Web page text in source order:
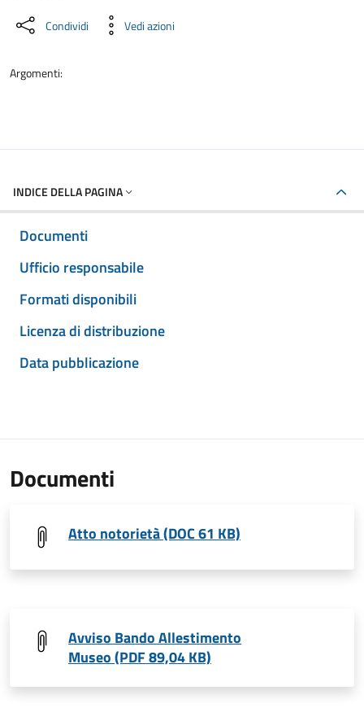
Condividi Vedi azioni
Argomenti:
INDICE DELLA PAGINA
Documenti
Ufficio responsabile
Formati disponibili
Licenza di distribuzione
Data pubblicazione
Documenti
Atto notorietà (DOC 61 KB)
Avviso Bando Allestimento
Museo (PDF 89,04 KB)